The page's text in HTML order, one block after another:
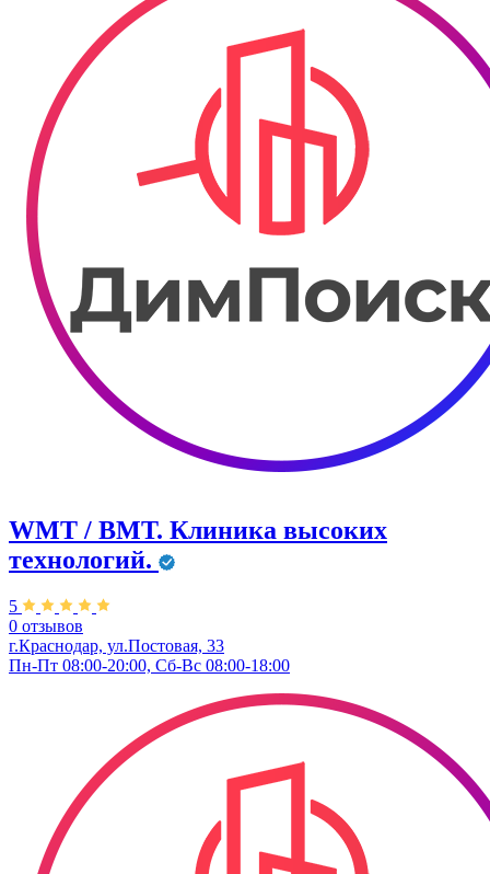
WMT / ВМТ. Клиника высоких
технологий.
5
0 отзывов
г.Краснодар, ул.​Постовая, 33
Пн-Пт 08:00-20:00, Сб-Вс 08:00-18:00